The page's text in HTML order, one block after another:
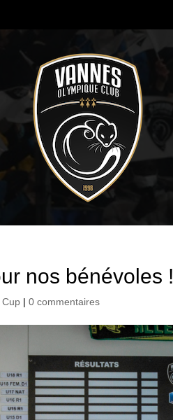
nos bénévoles !
Cup |0 commentaires